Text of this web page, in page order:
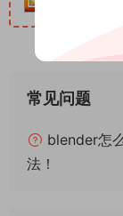
常见问题
blender怎
法！